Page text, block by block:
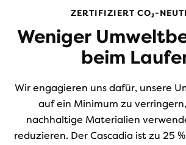
ZERTIFIZIERT CO₂-
Weniger
beim
Wir engagieren uns dafür, unsere
auf ein Minimum zu
nachhaltige Materialien
reduzieren. Der Cascadia ist zu 25